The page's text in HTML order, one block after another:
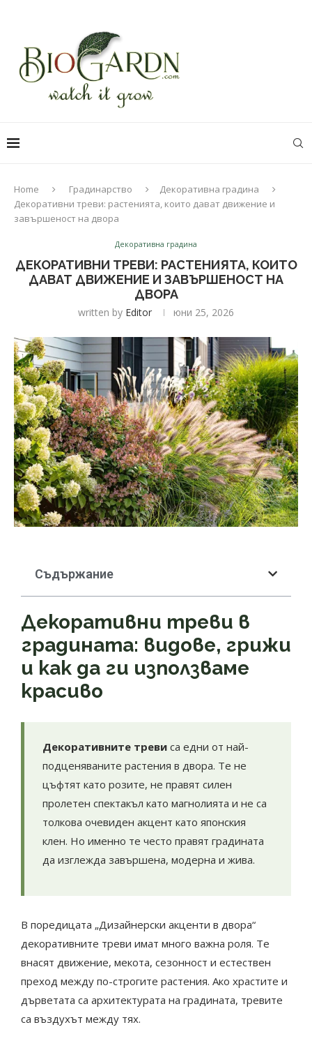
Home Градинарство
Декоративна градина
Декоративни треви: растенията, които дават движение и
завършеност на двора
Декоративна градина
ДЕКОРАТИВНИ ТРЕВИ: РАСТЕНИЯТА, КОИТО
ДАВАТ ДВИЖЕНИЕ И ЗАВЪРШЕНОСТ НА
ДВОРА
written by Editor юни 25, 2026
Съдържание
Декоративни треви в
градината: видове, грижи
и как да ги използваме
красиво
Декоративните треви са едни от най-
подценяваните растения в двора. Те не
цъфтят като розите, не правят силен
пролетен спектакъл като магнолията и не са
толкова очевиден акцент като японския
клен. Но именно те често правят градината
да изглежда завършена, модерна и жива.
В поредицата „Дизайнерски акценти в двора“
декоративните треви имат много важна роля. Те
внасят движение, мекота, сезонност и естествен
преход между по-строгите растения. Ако храстите и
дърветата са архитектурата на градината, тревите
са въздухът между тях.